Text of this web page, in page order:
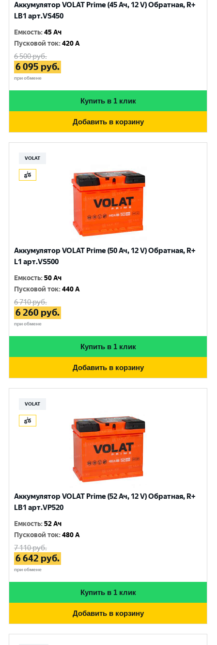
Аккумулятор VOLAT Prime (45 Ач, 12 V) Обратная, R+
LB1 арт.VS450
Емкость:45 Ач
Пусковой ток:420 A
6 500руб.
6 095 руб.
при обмене
Купить в 1 клик
Добавить в корзину
VOLAT
Аккумулятор VOLAT Prime (50 Ач, 12 V) Обратная, R+
L1 арт.VS500
Емкость:50 Ач
Пусковой ток:440 A
6 710руб.
6 260 руб.
при обмене
Купить в 1 клик
Добавить в корзину
VOLAT
Аккумулятор VOLAT Prime (52 Ач, 12 V) Обратная, R+
LB1 арт.VP520
Емкость:52 Ач
Пусковой ток:480 A
7 110руб.
6 642 руб.
при обмене
Купить в 1 клик
Добавить в корзину